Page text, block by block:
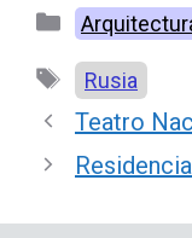
Categorías
Etiquetas
Rusia
Teatro